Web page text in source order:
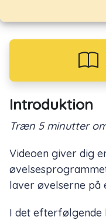
Introduktion
Træn 5 minutter
Videoen giver dig
laver øvelserne på
I det